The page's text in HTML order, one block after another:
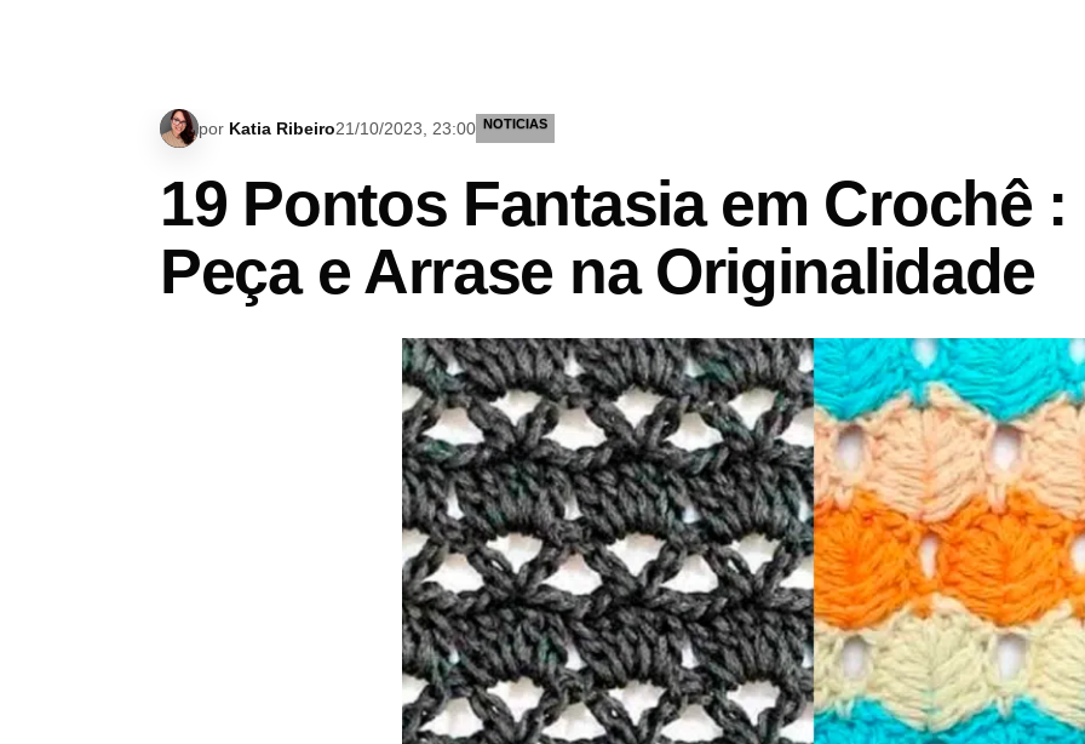
por Katia Ribeiro21/10/2023, 23:00 NOTICIAS
19 Pontos Fantasia em Crochê :
Peça e Arrase na Originalidade